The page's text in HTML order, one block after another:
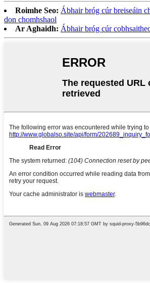
Roimhe Seo: Ábhair bróg cúr breiseáin
don chomhshaol
Ar Aghaidh: Ábhair bróg cúr